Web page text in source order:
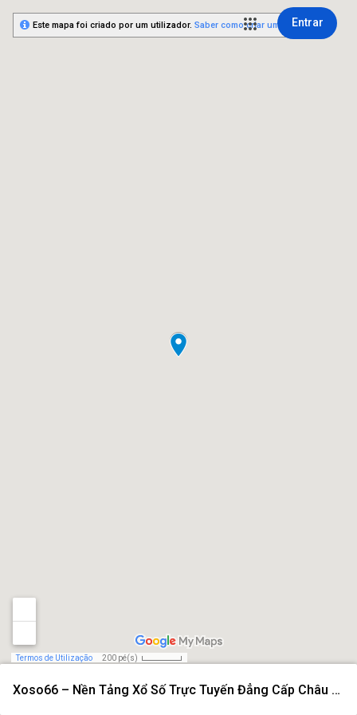
Entrar
Xoso66 – Nền Tảng Xổ Số Trực Tuyến Đẳng Cấp Châu Á Năm 2026
Termos de Utilização 200 pé(s)
Este mapa foi criado por um utilizador. Saber como criar um mapa.